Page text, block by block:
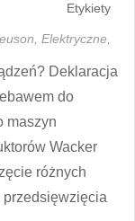
Etykiety
Elektryczne,
Deklaracja
do
maszyn
Wacker
różnych
przedsięwzięcia